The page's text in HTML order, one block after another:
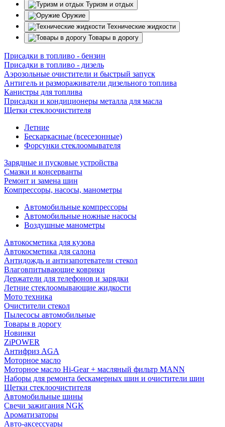
Туризм и отдых
Оружие
Технические жидкости
Товары в дорогу
Присадки в топливо - бензин
Присадки в топливо - дизель
Аэрозольные очистители и быстрый запуск
Антигель и размораживатели дизельного топлива
Канистры для топлива
Присадки и кондиционеры металла для масла
Щетки стеклоочистителя
Летние
Бескаркасные (всесезонные)
Форсунки стеклоомывателя
Зарядные и пусковые устройства
Смазки и консерванты
Ремонт и замена шин
Компрессоры, насосы, манометры
Автомобильные компрессоры
Автомобильные ножные насосы
Воздушные манометры
Автокосметика для кузова
Автокосметика для салона
Антидождь и антизапотеватели стекол
Влаговпитывающие коврики
Держатели для телефонов и зарядки
Летние стеклоомывающие жидкости
Мото техника
Очистители стекол
Пылесосы автомобильные
Товары в дорогу
Новинки
ZiPOWER
Антифриз AGA
Моторное масло
Моторное масло Hi-Gear + масляный фильтр MANN
Наборы для ремонта бескамерных шин и очистители шин
Щетки стеклоочистителя
Автомобильные шины
Свечи зажигания NGK
Ароматизаторы
Авто-аксессуары